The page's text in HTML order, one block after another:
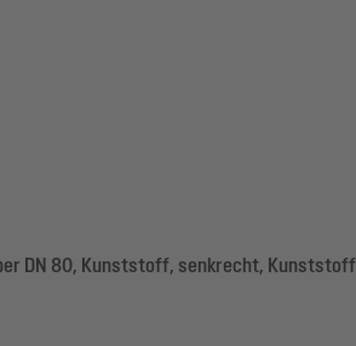
DN 80, Kunststoff, senkrecht, Kunststoff